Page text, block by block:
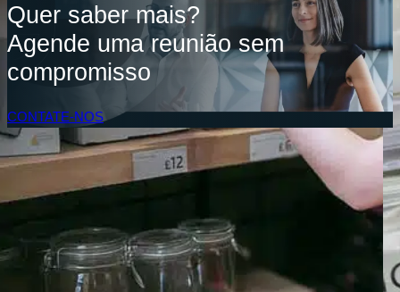
Quer saber mais?
Agende uma reunião sem
compromisso
CONTATE-NOS
Acesso do Cliente
SOLUÇÕES